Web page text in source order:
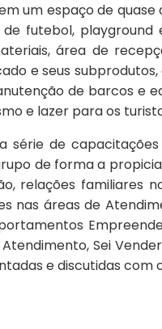
um espaço de
de futebol,
área de
e seus
de barcos e
e lazer para os
série de
de forma a
relações familiares
nas áreas de
Sei
e discutidas com